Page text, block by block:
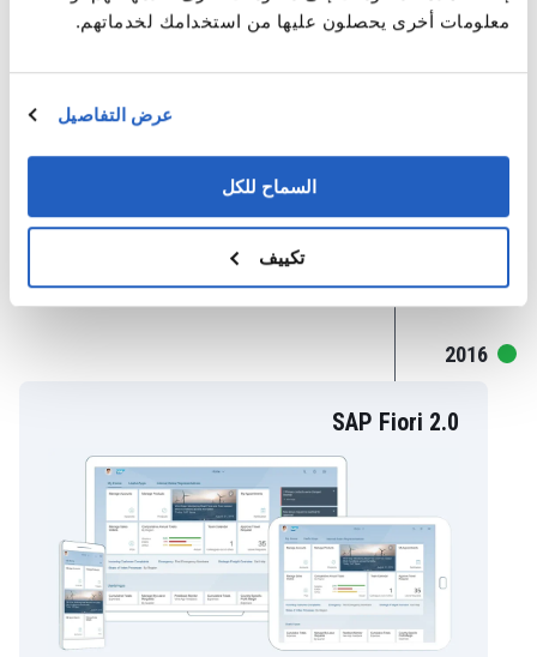
معلومات أخرى يحصلون عليها من استخدامك لخدماتهم.
عرض التفاصيل
السماح للكل
تكييف
قراءة المزيد
SAP Fiori 2.0
2016